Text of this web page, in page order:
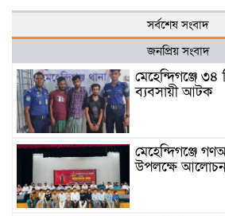
সর্বশেষ সংবাদ
জনপ্রিয় সংবাদ
মেহেন্দিগঞ্জে
ব্যবসায়ী আটক
মেহেন্দিগঞ্জে
উপলক্ষে